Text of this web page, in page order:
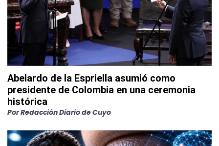
Abelardo de la Espriella asumió como
presidente de Colombia en una ceremonia
histórica
PorRedacción Diario de Cuyo